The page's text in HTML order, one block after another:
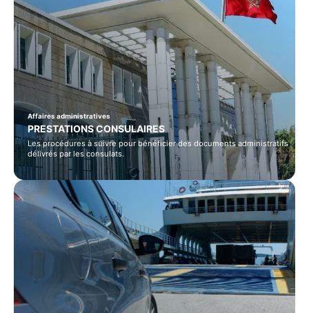
Affaires administratives
PRESTATIONS CONSULAIRES
Les procédures à suivre pour bénéficier des documents administratifs
délivrés par les consulats.